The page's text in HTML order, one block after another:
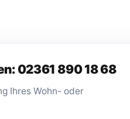
02361 890 18 68
Ihres Wohn- oder